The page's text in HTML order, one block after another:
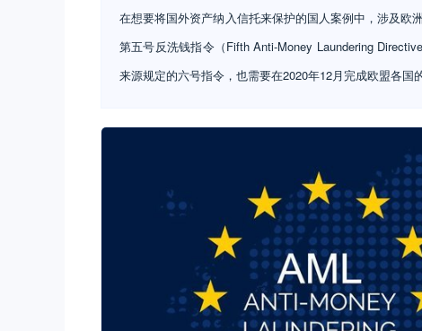
在想要将国外资产纳入信托来保护的国人案例中，涉及欧
第五号反洗钱指令（Fifth Anti-Money Laundering
来源规定的六号指令，也需要在2020年12月完成欧盟各国